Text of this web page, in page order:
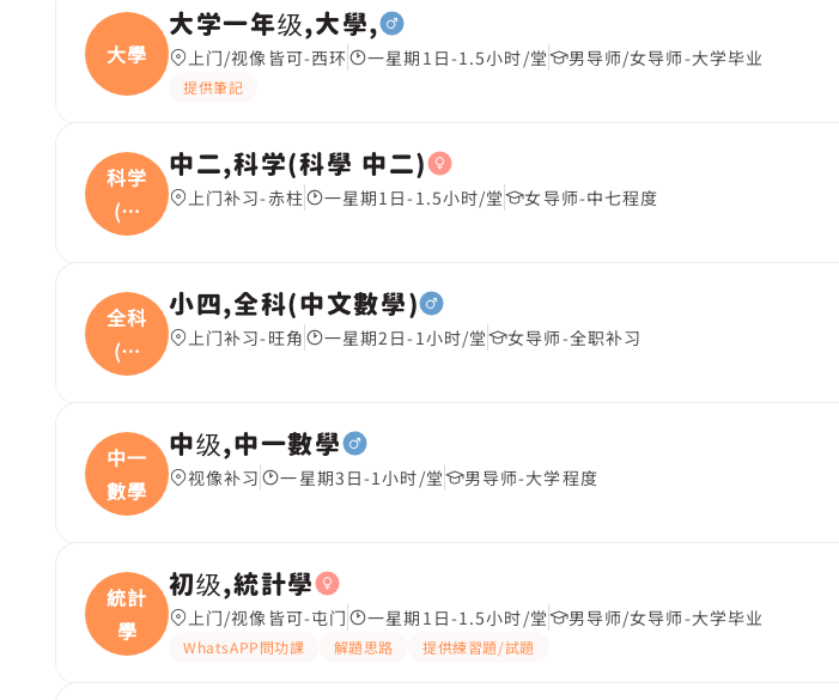
大學
大学一年级,大學,
上门/视像皆可-西环 一星期1日-1.5小时/堂 男导师/女导师-大学毕业
提供筆記
科学
(科
學
中二,科学(科學 中二)
上门补习-赤柱 一星期1日-1.5小时/堂 女导师-中七程度
全科
(中
文
小四,全科(中文數學)
上门补习-旺角 一星期2日-1小时/堂 女导师-全职补习
中一
數學
中级,中一數學
视像补习 一星期3日-1小时/堂 男导师-大学程度
統計
學
初级,統計學
上门/视像皆可-屯门 一星期1日-1.5小时/堂 男导师/女导师-大学毕业
WhatsAPP問功課 解題思路 提供練習題/試題